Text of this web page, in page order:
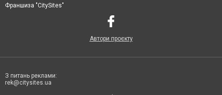
Франшиза "CitySites"
Автори проєкту
З питань реклами:
rek@citysites.ua